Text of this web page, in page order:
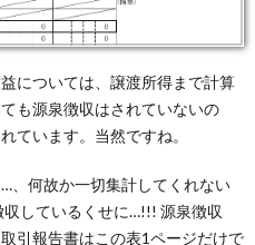
については、譲渡所得まで計算
も源泉徴収はされていないの
ています。当然ですね。
、何故か一切集計してくれない
しているくせに…!!! 源泉徴収
引報告書はこの表1ページだけで